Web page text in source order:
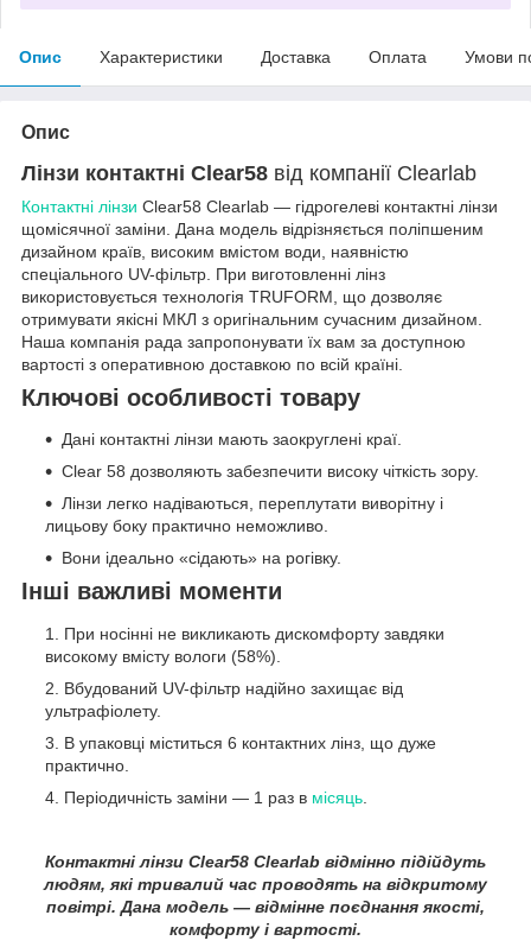
Опис Характеристики Доставка Оплата Умови
Опис
Лінзи контактні Clear58 від компанії Clearlab
Контактні лінзи Clear58 Clearlab — гідрогелеві контактні лінзи
щомісячної заміни. Дана модель відрізняється поліпшеним
дизайном країв, високим вмістом води, наявністю
спеціального UV-фільтр. При виготовленні лінз
використовується технологія TRUFORM, що дозволяє
отримувати якісні МКЛ з оригінальним сучасним дизайном.
Наша компанія рада запропонувати їх вам за доступною
вартості з оперативною доставкою по всій країні.
Ключові особливості товару
Дані контактні лінзи мають заокруглені краї.
Clear 58 дозволяють забезпечити високу чіткість зору.
Лінзи легко надіваються, переплутати виворітну і
лицьову боку практично неможливо.
Вони ідеально «сідають» на рогівку.
Інші важливі моменти
При носінні не викликають дискомфорту завдяки
високому вмісту вологи (58%).
Вбудований UV-фільтр надійно захищає від
ультрафіолету.
В упаковці міститься 6 контактних лінз, що дуже
практично.
Періодичність заміни — 1 раз в місяць
Контактні лінзи Clear58 Clearlab відмінно підійдуть
людям, які тривалий час проводять на відкритому
повітрі. Дана модель — відмінне поєднання якості,
комфорту і вартості.